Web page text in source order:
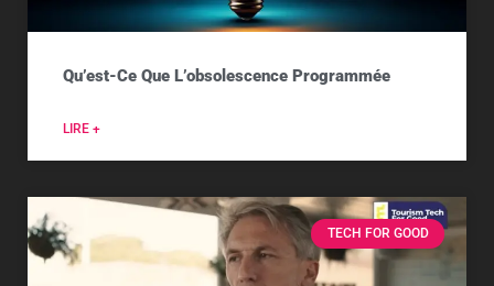
Qu’est-Ce Que L’obsolescence Programmée
LIRE +
TECH FOR GOOD